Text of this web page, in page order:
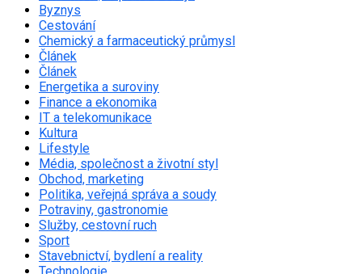
Byznys
Cestování
Chemický a farmaceutický průmysl
Článek
Článek
Energetika a suroviny
Finance a ekonomika
IT a telekomunikace
Kultura
Lifestyle
Média, společnost a životní styl
Obchod, marketing
Politika, veřejná správa a soudy
Potraviny, gastronomie
Služby, cestovní ruch
Sport
Stavebnictví, bydlení a reality